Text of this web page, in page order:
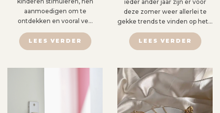
aanmoedigen om te
ontdekken en vooral ve…
LEES VERDER
ieder ander jaar zijn er voor
deze zomer weer allerlei te
gekke trends te vinden op het…
LEES VERDER